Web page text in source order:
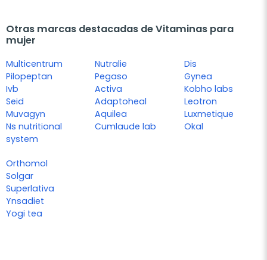
Otras marcas destacadas de Vitaminas para
mujer
Multicentrum
Pilopeptan
Ivb
Seid
Muvagyn
Ns nutritional
system
Nutralie
Pegaso
Activa
Adaptoheal
Aquilea
Cumlaude lab
Dis
Gynea
Kobho labs
Leotron
Luxmetique
Okal
Orthomol
Solgar
Superlativa
Ynsadiet
Yogi tea